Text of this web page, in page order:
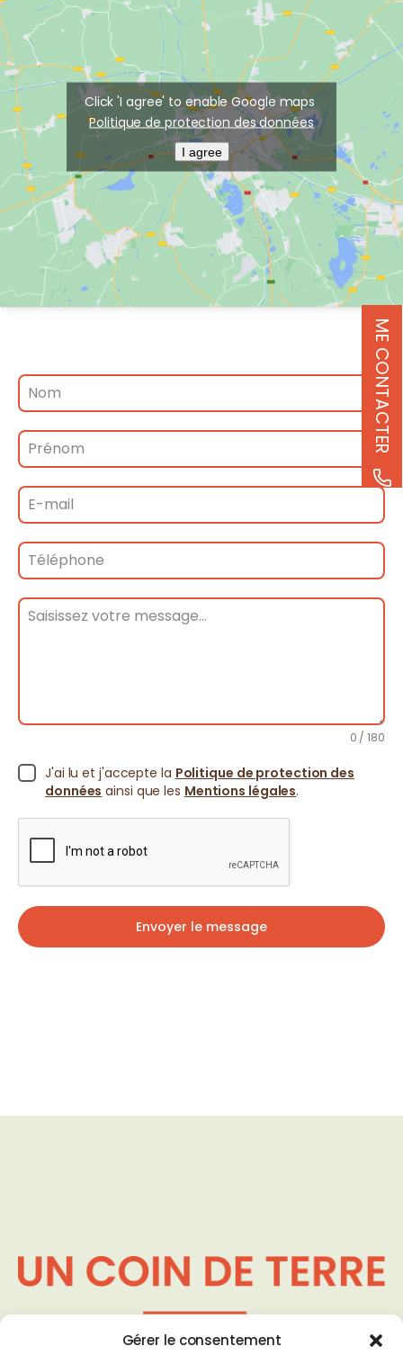
Gérer le consentement
Click 'I agree' to enable Google maps
Politique de protection des données
I agree
0 / 180
J'ai lu et j'accepte la Politique de protection des
données ainsi que les Mentions légales.
Envoyer le message
ME CONTACTER